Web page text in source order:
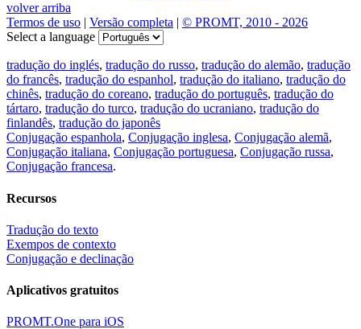
volver arriba
Termos de uso | Versão completa | © PROMT, 2010 - 2026
Select a language
tradução do inglés, tradução do russo, tradução do alemão, tradução
do francês, tradução do espanhol, tradução do italiano, tradução do
chinês, tradução do coreano, tradução do português, tradução do
tártaro, tradução do turco, tradução do ucraniano, tradução do
finlandês, tradução do japonês
Conjugação espanhola, Conjugação inglesa, Conjugação alemã,
Conjugação italiana, Conjugação portuguesa, Conjugação russa,
Conjugação francesa.
Recursos
Tradução do texto
Exempos de contexto
Conjugação e declinação
Aplicativos gratuitos
PROMT.One para iOS